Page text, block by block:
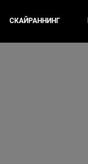
СКАЙРАННИНГ